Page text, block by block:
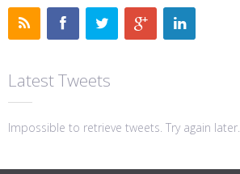
Latest Tweets
Impossible to retrieve tweets. Try again later.